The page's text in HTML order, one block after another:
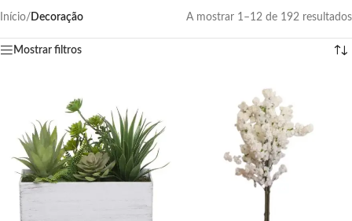
Início/ Decoração A mostrar 1–12 de 192 resultados
Mostrar filtros